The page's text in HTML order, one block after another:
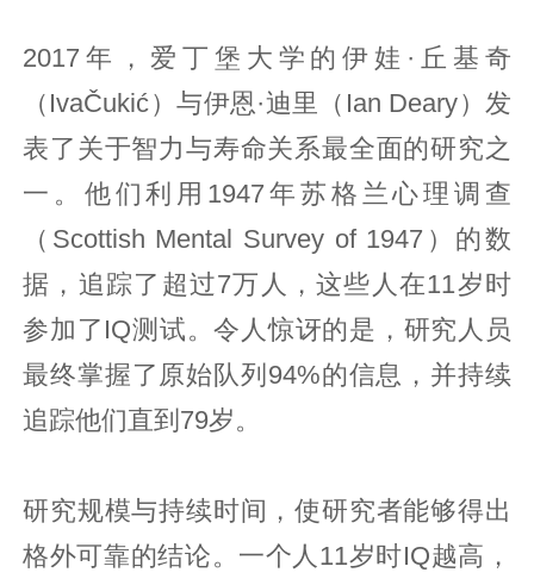
2017年，爱丁堡大学的伊娃·丘基奇
（IvaČukić）与伊恩·迪里（Ian Deary）发
表了关于智力与寿命关系最全面的研究之
一。他们利用1947年苏格兰心理调查
（Scottish Mental Survey of 1947）的数
据，追踪了超过7万人，这些人在11岁时
参加了IQ测试。令人惊讶的是，研究人员
最终掌握了原始队列94%的信息，并持续
追踪他们直到79岁。
研究规模与持续时间，使研究者能够得出
格外可靠的结论。一个人11岁时IQ越高，